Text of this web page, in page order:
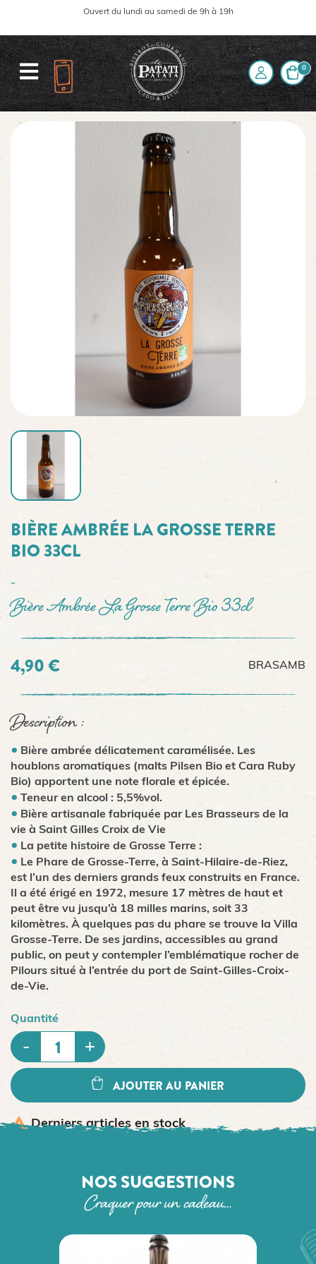
Ouvert du lundi au samedi de 9h à 19h
0
Bière Ambrée La Grosse Terre Bio 33cl
BIÈRE AMBRÉE LA GROSSE TERRE
BIO 33CL
-
Bière Ambrée La Grosse Terre Bio 33cl
4,90 € BRASAMB
Description :
Bière ambrée délicatement caramélisée. Les
houblons aromatiques (malts Pilsen Bio et Cara Ruby
Bio) apportent une note florale et épicée.
Teneur en alcool : 5,5%vol.
Bière artisanale fabriquée par Les Brasseurs de la
vie à Saint Gilles Croix de Vie
La petite histoire de Grosse Terre :
Le Phare de Grosse-Terre, à Saint-Hilaire-de-Riez,
est l’un des derniers grands feux construits en France.
Il a été érigé en 1972, mesure 17 mètres de haut et
peut être vu jusqu’à 18 milles marins, soit 33
kilomètres. À quelques pas du phare se trouve la Villa
Grosse-Terre. De ses jardins, accessibles au grand
public, on peut y contempler l’emblématique rocher de
Pilours situé à l’entrée du port de Saint-Gilles-Croix-
de-Vie.
Quantité
AJOUTER AU PANIER
Derniers articles en stock
NOS SUGGESTIONS
Craquer pour un cadeau…